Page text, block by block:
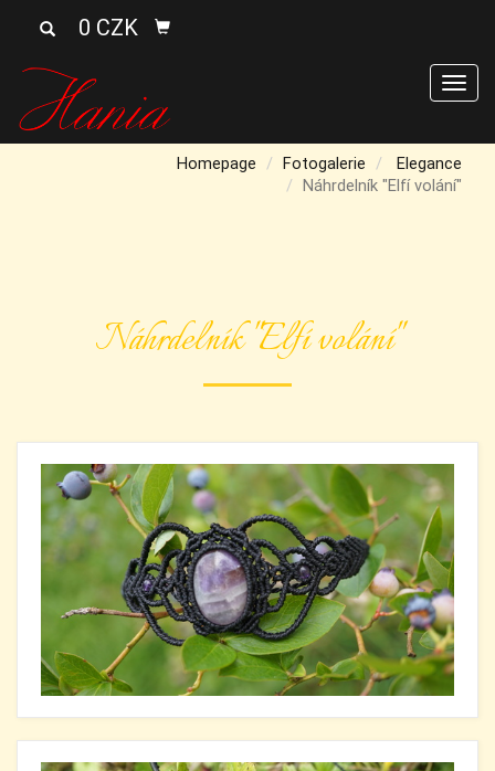
0 CZK
Homepage Fotogalerie
Elegance
Náhrdelník "Elfí volání"
Náhrdelník "Elfí volání"